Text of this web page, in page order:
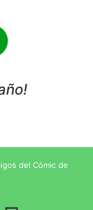
del Cómic de